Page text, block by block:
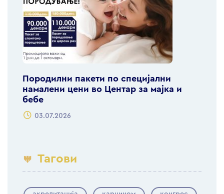
Породилни пакети по специјални
намалени цени во Центар за мајка и
бебе
03.07.2026
Тагови